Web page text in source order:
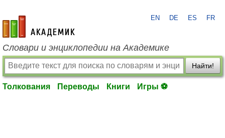
academic.ru
EN DE ES FR
Словари и энциклопедии на Академике
Найти!
Толкования Переводы Книги Игры ⚽